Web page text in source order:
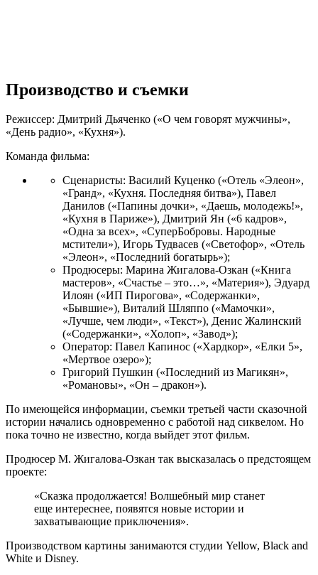
Производство и съемки
Режиссер: Дмитрий Дьяченко («О чем говорят мужчины»,
«День радио», «Кухня»).
Команда фильма:
Сценаристы: Василий Куценко («Отель «Элеон»,
«Гранд», «Кухня. Последняя битва»), Павел
Данилов («Папины дочки», «Даешь, молодежь!»,
«Кухня в Париже»), Дмитрий Ян («6 кадров»,
«Одна за всех», «СуперБобровы. Народные
мстители»), Игорь Тудвасев («Светофор», «Отель
«Элеон», «Последний богатырь»);
Продюсеры: Марина Жигалова-Озкан («Книга
мастеров», «Счастье – это…», «Материя»), Эдуард
Илоян («ИП Пирогова», «Содержанки»,
«Бывшие»), Виталий Шляппо («Мамочки»,
«Лучше, чем люди», «Текст»), Денис Жалинский
(«Содержанки», «Холоп», «Завод»);
Оператор: Павел Капинос («Хардкор», «Елки 5»,
«Мертвое озеро»);
Григорий Пушкин («Последний из Магикян»,
«Романовы», «Он – дракон»).
По имеющейся информации, съемки третьей части сказочной
истории начались одновременно с работой над сиквелом. Но
пока точно не известно, когда выйдет этот фильм.
Продюсер М. Жигалова-Озкан так высказалась о предстоящем
проекте:
«Сказка продолжается! Волшебный мир станет
еще интереснее, появятся новые истории и
захватывающие приключения».
Производством картины занимаются студии Yellow, Black and
White и Disney.